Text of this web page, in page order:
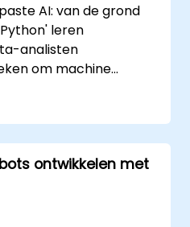
AI: van de grond
leren
analisten
om machine
Er komen de
leer
onsupervisiede
en
ingegaan op
ontwikkelen met